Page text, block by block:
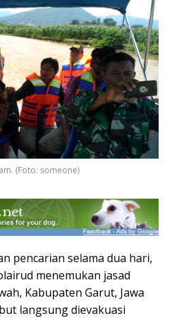
(Foto: someone)
pencarian selama dua hari,
menemukan jasad
Kabupaten Garut, Jawa
langsung dievakuasi